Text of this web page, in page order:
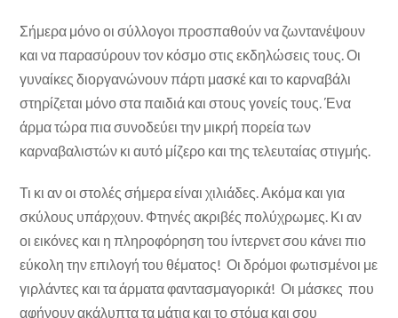
Σήμερα μόνο οι σύλλογοι προσπαθούν να ζωντανέψουν
και να παρασύρουν τον κόσμο στις εκδηλώσεις τους. Οι
γυναίκες διοργανώνουν πάρτι μασκέ και το καρναβάλι
στηρίζεται μόνο στα παιδιά και στους γονείς τους. Ένα
άρμα τώρα πια συνοδεύει την μικρή πορεία των
καρναβαλιστών κι αυτό μίζερο και της τελευταίας στιγμής.
Τι κι αν οι στολές σήμερα είναι χιλιάδες. Ακόμα και για
σκύλους υπάρχουν. Φτηνές ακριβές πολύχρωμες. Κι αν
οι εικόνες και η πληροφόρηση του ίντερνετ σου κάνει πιο
εύκολη την επιλογή του θέματος! Οι δρόμοι φωτισμένοι με
γιρλάντες και τα άρματα φαντασμαγορικά! Οι μάσκες που
αφήνουν ακάλυπτα τα μάτια και το στόμα και σου